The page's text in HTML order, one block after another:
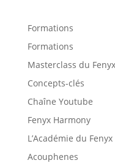
Formations
Formations
Masterclass du Fenyx
Concepts-clés
Chaîne Youtube
Fenyx Harmony
L’Académie du Fenyx
Acouphenes